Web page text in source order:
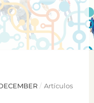
/ Artículos